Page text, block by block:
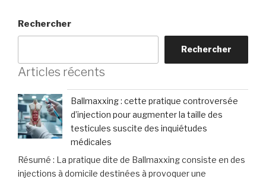
Rechercher
Rechercher
Articles récents
Ballmaxxing : cette pratique controversée
d’injection pour augmenter la taille des
testicules suscite des inquiétudes
médicales
Résumé : La pratique dite de Ballmaxxing consiste en des
injections à domicile destinées à provoquer une